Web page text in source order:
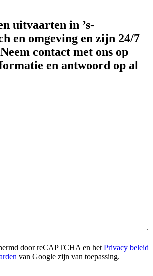
uitvaarten in ’s-
en omgeving en zijn 24/7
contact met ons op
en antwoord op al
door reCAPTCHA en het Privacy beleid
van Google zijn van toepassing.